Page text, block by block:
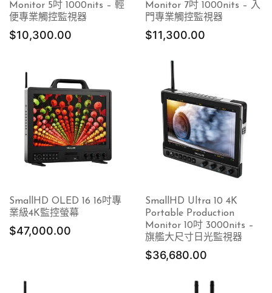
Monitor 5吋 1000nits – 輕
便專業觸控監視器
$10,300.00
Monitor 7吋 1000nits – 入
門專業觸控監視器
$11,300.00
SmallHD OLED 16 16吋專
業級4K監控螢幕
$47,000.00
SmallHD Ultra 10 4K
Portable Production
Monitor 10吋 3000nits –
旗艦大尺寸日光監視器
$36,680.00